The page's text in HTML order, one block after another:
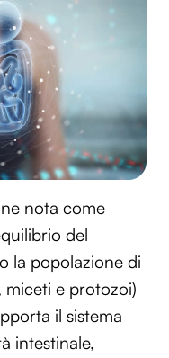
nota come
del
la popolazione di
miceti e protozoi)
il sistema
intestinale,